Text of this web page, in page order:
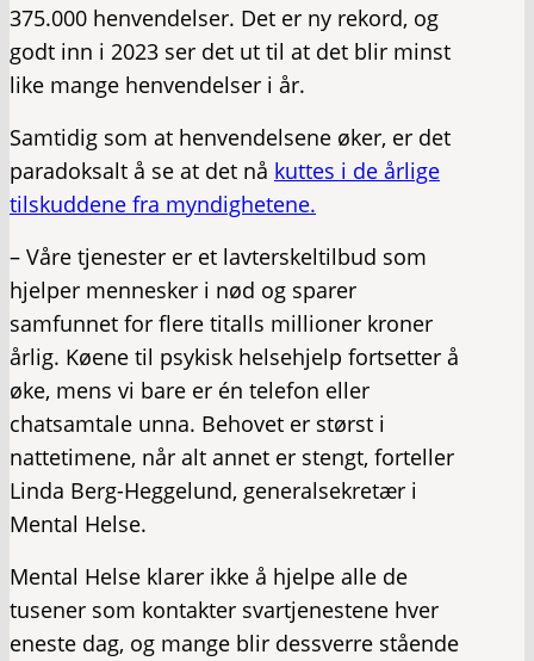
375.000 henvendelser. Det er ny rekord, og
godt inn i 2023 ser det ut til at det blir minst
like mange henvendelser i år.
Samtidig som at henvendelsene øker, er det
paradoksalt å se at det nå kuttes i de årlige
tilskuddene fra myndighetene.
– Våre tjenester er et lavterskeltilbud som
hjelper mennesker i nød og sparer
samfunnet for flere titalls millioner kroner
årlig. Køene til psykisk helsehjelp fortsetter å
øke, mens vi bare er én telefon eller
chatsamtale unna. Behovet er størst i
nattetimene, når alt annet er stengt, forteller
Linda Berg-Heggelund, generalsekretær i
Mental Helse.
Mental Helse klarer ikke å hjelpe alle de
tusener som kontakter svartjenestene hver
eneste dag, og mange blir dessverre stående